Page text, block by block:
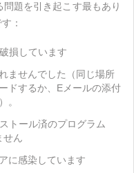
題を引き起こす最もあり
：
損しています
ませんでした（同じ場所
ドするか、Eメールの添付
。
トール済のプログラム
せん
に感染しています